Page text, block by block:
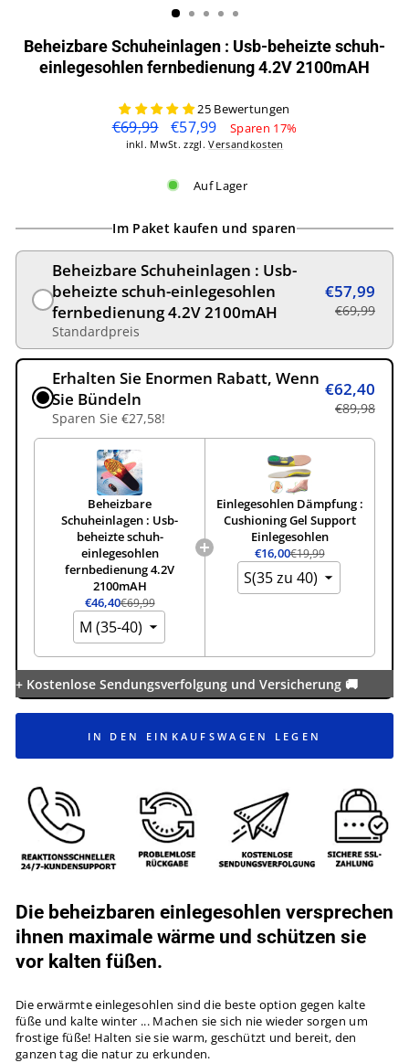
Beheizbare Schuheinlagen : Usb-beheizte schuh-
einlegesohlen fernbedienung 4.2V 2100mAH
25 Bewertungen
Normaler
Preis
€69,99 Sonderpreis
€57,99 Sparen 17%
inkl. MwSt. zzgl.Versandkosten
Auf Lager
Im Paket kaufen und sparen
Beheizbare Schuheinlagen : Usb-
beheizte schuh-einlegesohlen
fernbedienung 4.2V 2100mAH
Standardpreis
€57,99
€69,99
Erhalten Sie Enormen Rabatt, Wenn
Sie Bündeln
Sparen Sie €27,58!
€62,40
€89,98
Beheizbare
Schuheinlagen : Usb-
beheizte schuh-
einlegesohlen
fernbedienung 4.2V
2100mAH
€46,40€69,99
Einlegesohlen Dämpfung :
Cushioning Gel Support
Einlegesohlen
€16,00€19,99
+ Kostenlose Sendungsverfolgung und Versicherung 🚚
IN DEN EINKAUFSWAGEN LEGEN
Die beheizbaren einlegesohlen versprechen
ihnen maximale wärme und schützen sie
vor kalten füßen.
Die erwärmte einlegesohlen sind die beste option gegen kalte
füße und kalte winter ... Machen sie sich nie wieder sorgen um
frostige füße! Halten sie sie warm, geschützt und bereit, den
ganzen tag die natur zu erkunden.